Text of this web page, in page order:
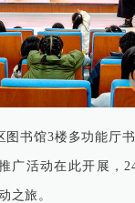
图书馆3楼多功能厅
广活动在此开展，
之旅。